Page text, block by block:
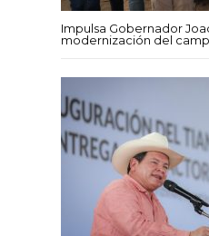
Impulsa Gobernador
modernización del